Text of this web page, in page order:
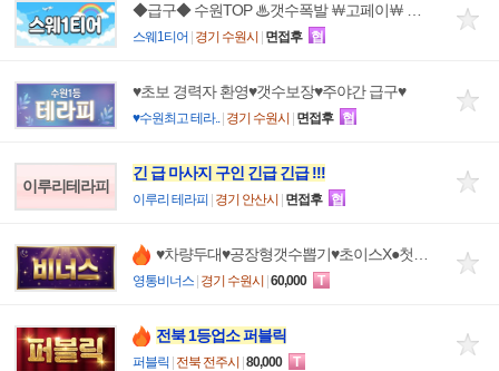
스웨1티어 경기 수원시 면접후 협
♥초보 경력자 환영♥갯수보장♥주야간 급구♥
♥수원최고 테라..| 경기 수원시 면접후 협
이루리테라피
긴 급 마사지 구인 긴급 긴급 !!!
이루리 테라피 경기 안산시 면접후 협
♥차량두대♥공장형갯수뽑기♥초이스X●첫출무찡
영통비너스 | 경기 수원시 |60,000 T
전북 1등업소 퍼블릭
퍼블릭 | 전북 전주시 |80,000 T